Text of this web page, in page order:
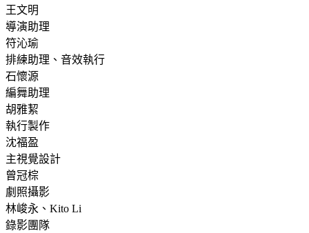
王文明
導演助理
符沁瑜
排練助理、音效執行
石懷源
編舞助理
胡雅絜
執行製作
沈福盈
主視覺設計
曾冠棕
劇照攝影
林峻永、Kito Li
錄影團隊